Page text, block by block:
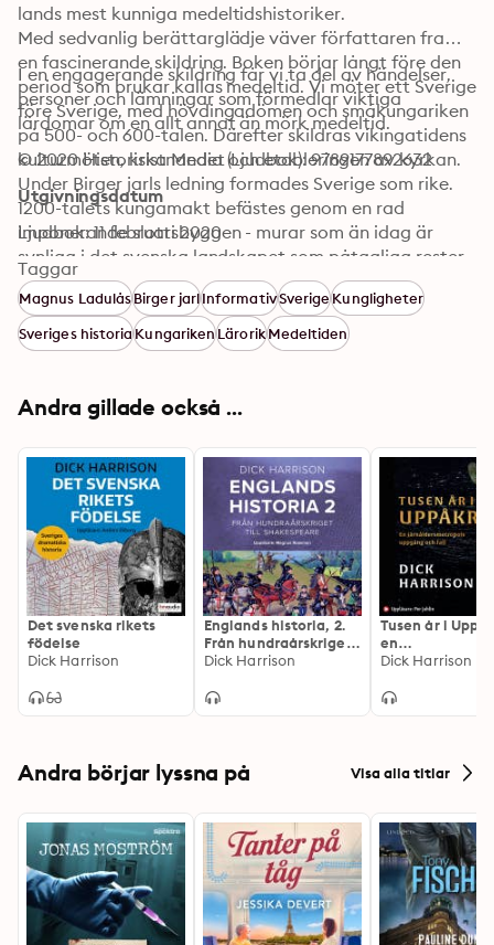
lands mest kunniga medeltidshistoriker.
Med sedvanlig berättarglädje väver författaren fram
en fascinerande skildring. Boken börjar långt före den
period som brukar kallas medeltid. Vi möter ett Sverige
före Sverige, med hövdingadömen och småkungariken
på 500- och 600-talen. Därefter skildras vikingatidens
kulturmöten, kristnandet och etableringen av kyrkan.
Under Birger jarls ledning formades Sverige som rike.
1200-talets kungamakt befästes genom en rad
imponerande slottsbyggen - murar som än idag är
synliga i det svenska landskapet som påtagliga rester
från en svunnen tid.
I en engagerande skildring får vi ta del av händelser,
personer och lämningar som förmedlar viktiga
lärdomar om en allt annat än mörk medeltid.
© 2020 Historiska Media (Ljudbok): 9789177892632
Utgivningsdatum
Ljudbok: 11 februari 2020
Taggar
Magnus LadulåsBirger jarlInformativSverigeKungligheter
Sveriges historiaKungarikenLärorikMedeltiden
Andra gillade också ...
Det svenska rikets
födelse
Dick Harrison
Englands historia, 2.
Från hundraårskriget
till Shakespeare
Dick Harrison
Tusen år i
en
Dick Harrison
Andra börjar lyssna på Visa alla titlar